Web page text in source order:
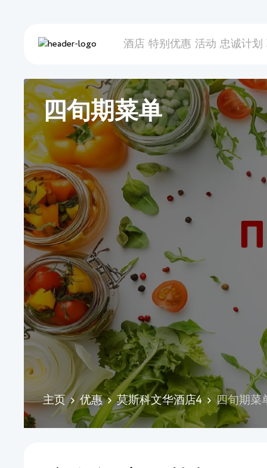
酒店 特别优惠 活动 忠诚计划
四旬期菜单
主页 优惠 莫斯科文华酒店4 四旬期菜